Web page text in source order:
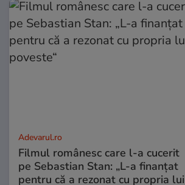
Adevarul.ro
Filmul românesc care l-a cucerit
pe Sebastian Stan: „L-a finanțat
pentru că a rezonat cu propria lui